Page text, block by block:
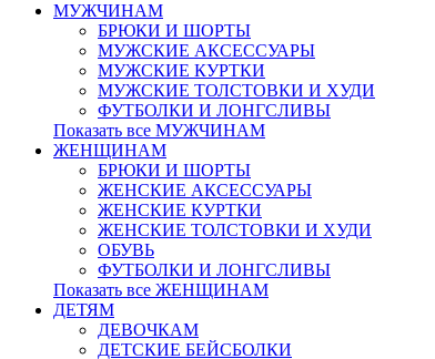
МУЖЧИНАМ
БРЮКИ И ШОРТЫ
МУЖСКИЕ АКСЕССУАРЫ
МУЖСКИЕ КУРТКИ
МУЖСКИЕ ТОЛСТОВКИ И ХУДИ
ФУТБОЛКИ И ЛОНГСЛИВЫ
Показать все МУЖЧИНАМ
ЖЕНЩИНАМ
БРЮКИ И ШОРТЫ
ЖЕНСКИЕ АКСЕССУАРЫ
ЖЕНСКИЕ КУРТКИ
ЖЕНСКИЕ ТОЛСТОВКИ И ХУДИ
ОБУВЬ
ФУТБОЛКИ И ЛОНГСЛИВЫ
Показать все ЖЕНЩИНАМ
ДЕТЯМ
ДЕВОЧКАМ
ДЕТСКИЕ БЕЙСБОЛКИ